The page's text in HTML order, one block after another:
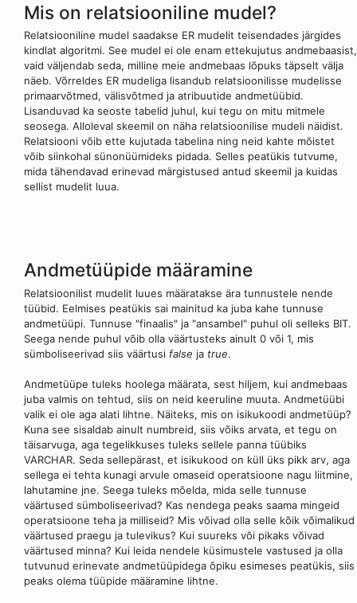
Mis on relatsiooniline mudel?
Relatsiooniline mudel saadakse ER mudelit teisendades järgides
kindlat algoritmi. See mudel ei ole enam ettekujutus andmebaasist,
vaid väljendab seda, milline meie andmebaas lõpuks täpselt välja
näeb. Võrreldes ER mudeliga lisandub relatsioonilisse mudelisse
primaarvõtmed, välisvõtmed ja atribuutide andmetüübid.
Lisanduvad ka seoste tabelid juhul, kui tegu on mitu mitmele
seosega. Alloleval skeemil on näha relatsioonilise mudeli näidist.
Relatsiooni võib ette kujutada tabelina ning neid kahte mõistet
võib siinkohal sünonüümideks pidada. Selles peatükis tutvume,
mida tähendavad erinevad märgistused antud skeemil ja kuidas
sellist mudelit luua.
Andmetüüpide määramine
Relatsioonilist mudelit luues määratakse ära tunnustele nende
tüübid. Eelmises peatükis sai mainitud ka juba kahe tunnuse
andmetüüpi. Tunnuse "finaalis" ja "ansambel" puhul oli selleks BIT.
Seega nende puhul võib olla väärtusteks ainult 0 või 1, mis
sümboliseerivad siis väärtusi false ja true.
Andmetüüpe tuleks hoolega määrata, sest hiljem, kui andmebaas
juba valmis on tehtud, siis on neid keeruline muuta. Andmetüübi
valik ei ole aga alati lihtne. Näiteks, mis on isikukoodi andmetüüp?
Kuna see sisaldab ainult numbreid, siis võiks arvata, et tegu on
täisarvuga, aga tegelikkuses tuleks sellele panna tüübiks
VARCHAR. Seda sellepärast, et isikukood on küll üks pikk arv, aga
sellega ei tehta kunagi arvule omaseid operatsioone nagu liitmine,
lahutamine jne. Seega tuleks mõelda, mida selle tunnuse
väärtused sümboliseerivad? Kas nendega peaks saama mingeid
operatsioone teha ja milliseid? Mis võivad olla selle kõik võimalikud
väärtused praegu ja tulevikus? Kui suureks või pikaks võivad
väärtused minna? Kui leida nendele küsimustele vastused ja olla
tutvunud erinevate andmetüüpidega õpiku esimeses peatükis, siis
peaks olema tüüpide määramine lihtne.